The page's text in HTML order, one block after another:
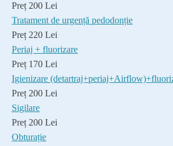
Preț 200 Lei
Tratament de urgență pedodonție
Preț 220 Lei
Periaj + fluorizare
Preț 170 Lei
Igienizare
Preț 200 Lei
Sigilare
Preț 200 Lei
Obturație